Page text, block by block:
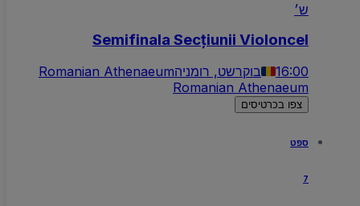
ש׳
Semifinala Secțiunii Violoncel
16:00 בוקרשט, רומניהRomanian Athenaeum
Romanian Athenaeum
צפו בכרטיסים
ספט